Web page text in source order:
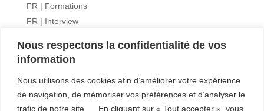
Nous respectons la confidentialité de vos
information
Nous utilisons des cookies afin d’améliorer votre expérience
de navigation, de mémoriser vos préférences et d’analyser le
trafic de notre site. En cliquant sur « Tout accepter », vous
FR | Formations
FR | Interview
FR | Publications
Méta